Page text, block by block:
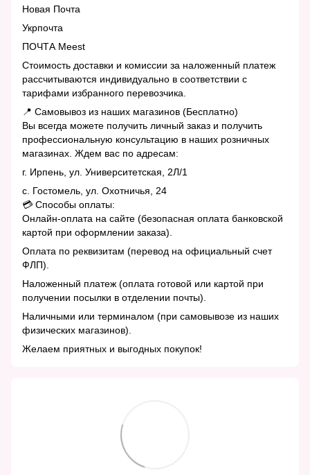
Новая Почта
Укрпочта
ПОЧТА Meest
Стоимость доставки и комиссии за наложенный платеж
рассчитываются индивидуально в соответствии с
тарифами избранного перевозчика.
📍 Самовывоз из наших магазинов (Бесплатно)
Вы всегда можете получить личный заказ и получить
профессиональную консультацию в наших розничных
магазинах. Ждем вас по адресам:
г. Ирпень, ул. Университетская, 2Л/1
с. Гостомель, ул. Охотничья, 24
💳 Способы оплаты:
Онлайн-оплата на сайте (безопасная оплата банковской
картой при оформлении заказа).
Оплата по реквизитам (перевод на официальный счет
ФЛП).
Наложенный платеж (оплата готовой или картой при
получении посылки в отделении почты).
Наличными или терминалом (при самовывозе из наших
физических магазинов).
Желаем приятных и выгодных покупок!